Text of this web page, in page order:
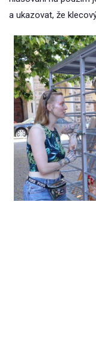
a ukazovat, že